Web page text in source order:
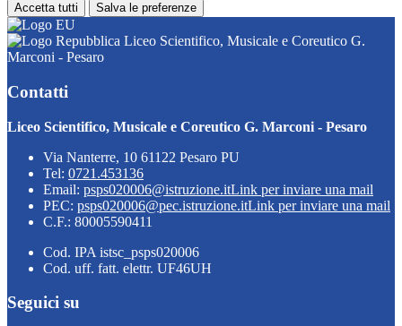
Accetta tutti Salva le preferenze
Liceo Scientifico, Musicale e Coreutico G.
Marconi - Pesaro
Contatti
Liceo Scientifico, Musicale e Coreutico G. Marconi - Pesaro
Via Nanterre, 10 61122 Pesaro PU
Tel: 0721.453136
Email: psps020006@istruzione.itLink per inviare una mail
PEC: psps020006@pec.istruzione.itLink per inviare una mail
C.F.: 80005590411
Cod. IPA istsc_psps020006
Cod. uff. fatt. elettr. UF46UH
Seguici su